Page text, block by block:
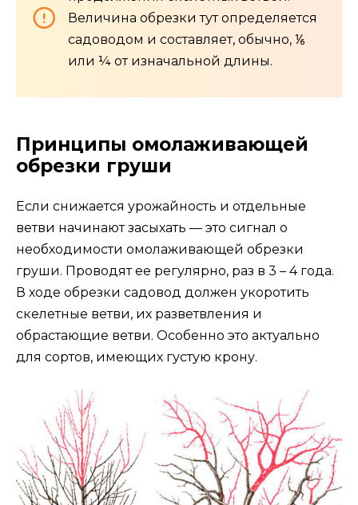
Величина обрезки тут определяется
садоводом и составляет, обычно, ⅙
или ¼ от изначальной длины.
Принципы омолаживающей
обрезки груши
Если снижается урожайность и отдельные
ветви начинают засыхать — это сигнал о
необходимости омолаживающей обрезки
груши. Проводят ее регулярно, раз в 3 – 4 года.
В ходе обрезки садовод должен укоротить
скелетные ветви, их разветвления и
обрастающие ветви. Особенно это актуально
для сортов, имеющих густую крону.